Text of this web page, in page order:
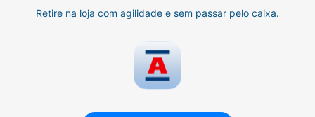
Retire na loja com agilidade e sem passar pelo caixa.